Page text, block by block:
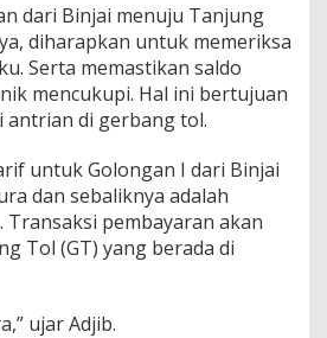
dari Binjai menuju Tanjung
diharapkan untuk memeriksa
Serta memastikan saldo
mencukupi. Hal ini bertujuan
di gerbang tol.
untuk Golongan I dari Binjai
dan sebaliknya adalah
Transaksi pembayaran akan
Tol (GT) yang berada di
ujar Adjib.